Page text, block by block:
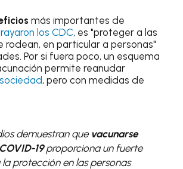
más importantes de
los CDC, es "proteger a las
rodean, en particular a personas"
Por si fuera poco, un esquema
permite reanudar
, pero con medidas de
demuestran que vacunarse
COVID-19proporciona un fuerte
la protección en las personas